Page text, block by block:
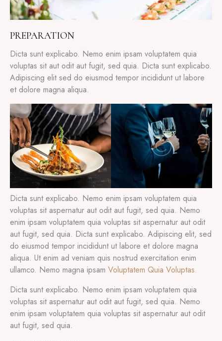
PREPARATION
Dicta sunt explicabo. Nemo enim ipsam voluptatem quia
voluptas sit aut odit aut fugit, sed quia. Dicta sunt explicabo.
Adipiscing elit sed do eiusmod tempor incididunt ut labore
et dolore magna aliqua.
Dicta sunt explicabo. Nemo enim ipsam voluptatem quia
voluptas sit aspernatur aut odit aut fugit, sed quia. Nemo
enim ipsam voluptatem quia voluptas sit aspernatur aut odit
aut fugit, sed quia. Dicta sunt explicabo. Adipiscing elit, sed
do eiusmod tempor incididunt ut labore et dolore magna
aliqua. Ut enim ad veniam quis nostrud exercitation enim
ullamco. Nemo magna ipsam Voluptatem Quia Voluptas.
Dicta sunt explicabo. Nemo enim ipsam voluptatem quia
voluptas sit aspernatur aut odit aut fugit, sed quia. Nemo
enim ipsam voluptatem quia voluptas sit aspernatur aut odit
aut fugit, sed quia.